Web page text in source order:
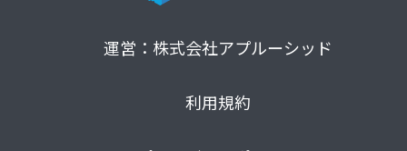
運営：株式会社アプルーシッド
利用規約